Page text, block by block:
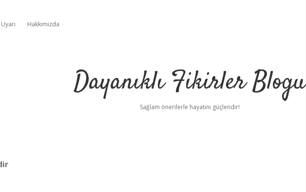
Hakkımızda
Dayanıklı Fikirler Blogu
Sağlam önerilerle hayatını güçlendir!